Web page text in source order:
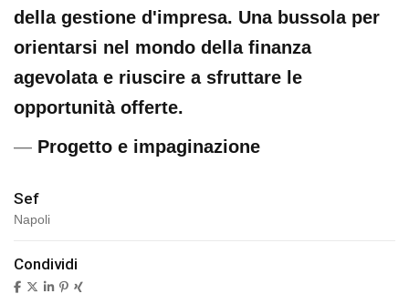
della gestione d'impresa. Una bussola per
orientarsi nel mondo della finanza
agevolata e riuscire a sfruttare le
opportunità offerte.
— Progetto e impaginazione
Sef
Napoli
Condividi